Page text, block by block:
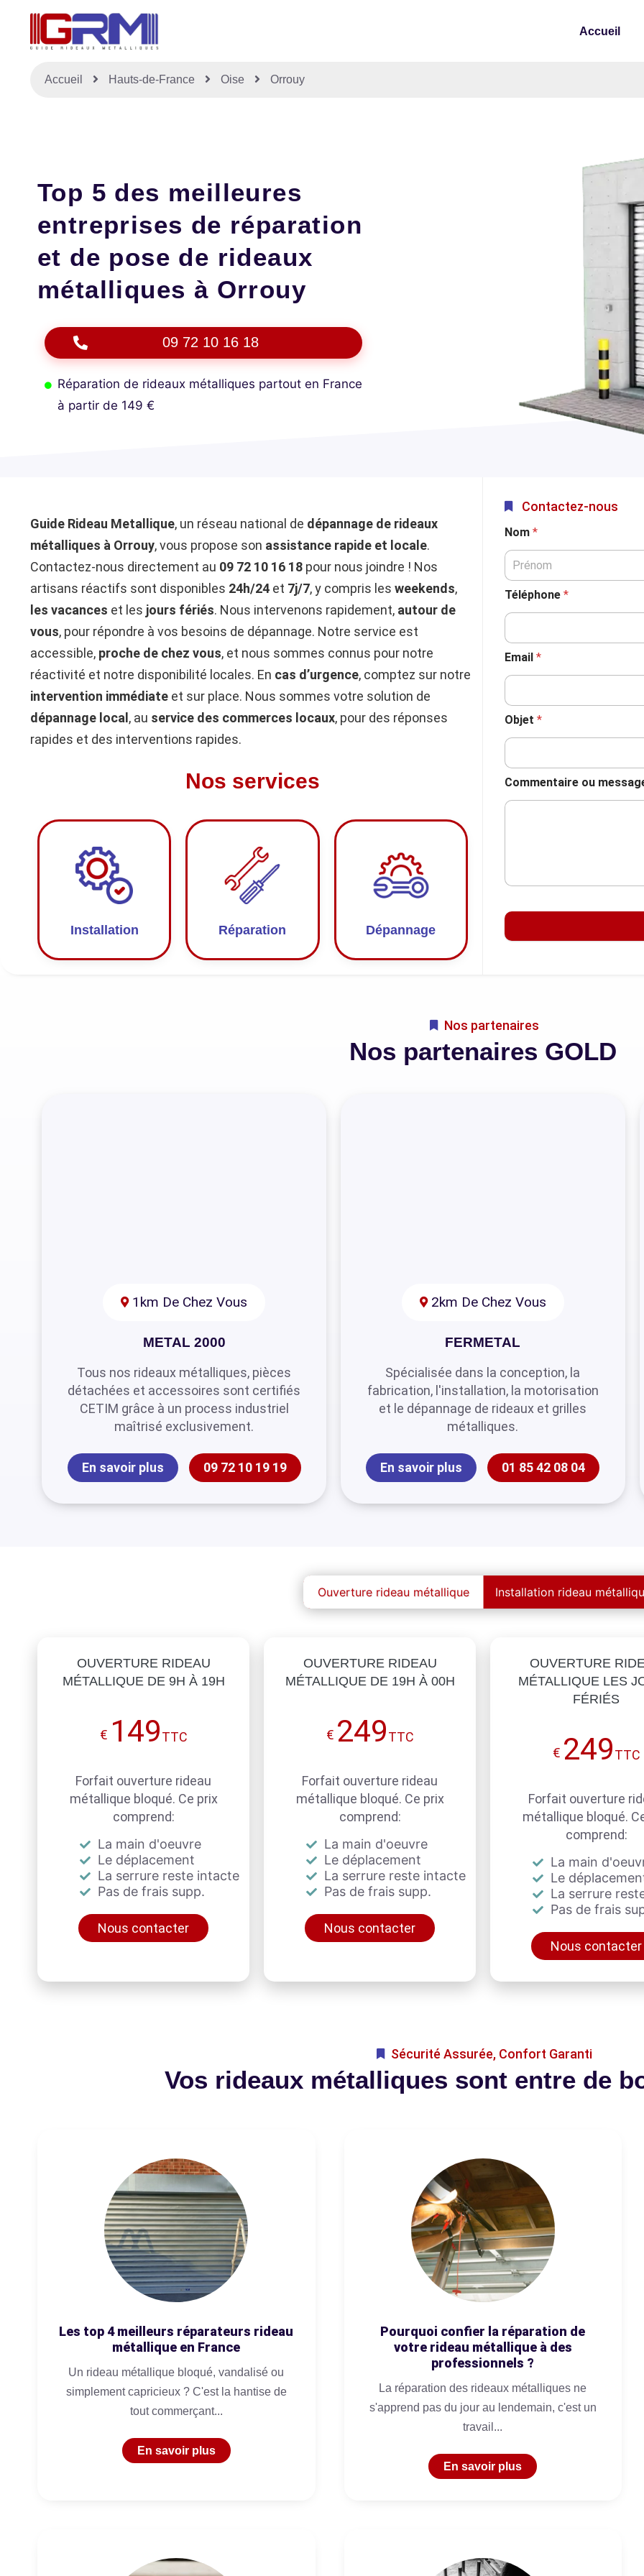
Accueil
Accueil Hauts-de-France Oise Orrouy
Top 5 des meilleures
entreprises de réparation
et de pose de rideaux
métalliques à Orrouy
09 72 10 16 18
Réparation de rideaux métalliques partout en France
à partir de 149 €
Guide Rideau Metallique, un réseau national de dépannage de rideaux
métalliques à Orrouy, vous propose son assistance rapide et locale.
Contactez-nous directement au 09 72 10 16 18 pour nous joindre ! Nos
artisans réactifs sont disponibles 24h/24 et 7j/7, y compris les weekends,
les vacances et les jours fériés. Nous intervenons rapidement, autour de
vous, pour répondre à vos besoins de dépannage. Notre service est
accessible, proche de chez vous, et nous sommes connus pour notre
réactivité et notre disponibilité locales. En cas d’urgence, comptez sur notre
intervention immédiate et sur place. Nous sommes votre solution de
dépannage local, au service des commerces locaux, pour des réponses
rapides et des interventions rapides.
Nos services
Installation Réparation Dépannage
Contactez-nous
Nom *
Téléphone *
Email *
Objet *
Commentaire ou
Nos partenaires
Nos partenaires GOLD
1km De Chez Vous
METAL 2000
Tous nos rideaux métalliques, pièces
détachées et accessoires sont certifiés
CETIM grâce à un process industriel
maîtrisé exclusivement.
En savoir plus 09 72 10 19 19
2km De Chez Vous
FERMETAL
Spécialisée dans la conception, la
fabrication, l'installation, la motorisation
et le dépannage de rideaux et grilles
métalliques.
En savoir plus 01 85 42 08 04
Ouverture rideau métallique Installation rideau
OUVERTURE RIDEAU
MÉTALLIQUE DE 9H À 19H
€ 149TTC
Forfait ouverture rideau
métallique bloqué. Ce prix
comprend:
La main d'oeuvre
Le déplacement
La serrure reste intacte
Pas de frais supp.
Nous contacter
OUVERTURE RIDEAU
MÉTALLIQUE DE 19H À 00H
€ 249TTC
Forfait ouverture rideau
métallique bloqué. Ce prix
comprend:
La main d'oeuvre
Le déplacement
La serrure reste intacte
Pas de frais supp.
Nous contacter
OUVERTURE
MÉTALLIQUE LES
FÉRIÉS
€ 249TTC
Forfait ouverture
métallique bloqué.
comprend:
La main
Le
La serrure
Pas de frais
Nous contacter
Sécurité Assurée, Confort Garanti
Vos rideaux métalliques sont entre de
Les top 4 meilleurs réparateurs rideau
métallique en France
Un rideau métallique bloqué, vandalisé ou
simplement capricieux ? C'est la hantise de
tout commerçant...
En savoir plus
Pourquoi confier la réparation de
votre rideau métallique à des
professionnels ?
La réparation des rideaux métalliques ne
s'apprend pas du jour au lendemain, c'est un
travail...
En savoir plus